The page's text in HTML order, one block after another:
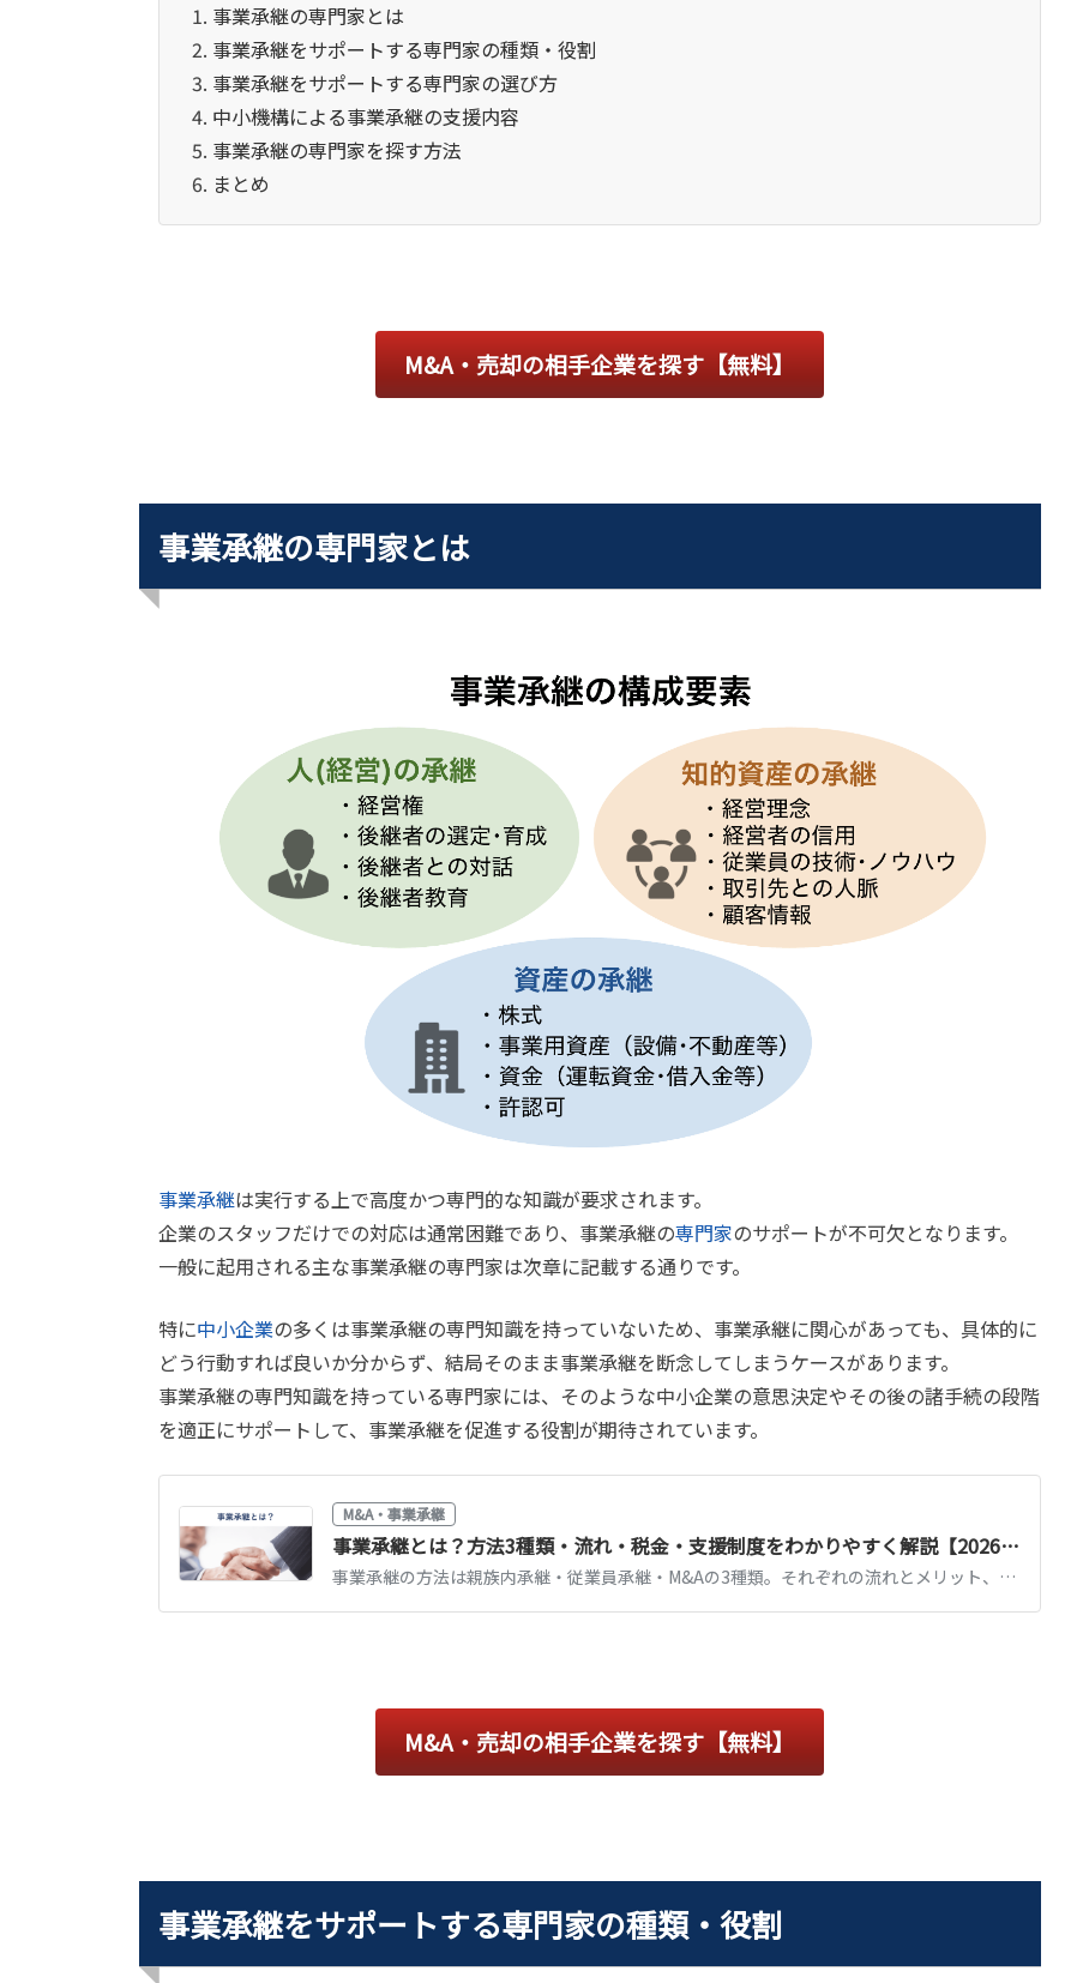
事業承継の専門家とは
事業承継をサポートする専門家の種類・役割
事業承継をサポートする専門家の選び方
中小機構による事業承継の支援内容
事業承継の専門家を探す方法
まとめ
M&A・売却の相手企業を探す【無料】
事業承継の専門家とは
事業承継は実行する上で高度かつ専門的な知識が要求されます。
企業のスタッフだけでの対応は通常困難であり、事業承継の専門家のサポートが不可欠となります。
一般に起用される主な事業承継の専門家は次章に記載する通りです。
特に中小企業の多くは事業承継の専門知識を持っていないため、事業承継に関心があっても、具体的に
どう行動すれば良いか分からず、結局そのまま事業承継を断念してしまうケースがあります。
事業承継の専門知識を持っている専門家には、そのような中小企業の意思決定やその後の諸手続の段階
を適正にサポートして、事業承継を促進する役割が期待されています。
M&A・事業承継
事業承継とは？方法3種類・流れ・税金・支援制度をわかりやすく解説【2026年版】
事業承継の方法は親族内承継・従業員承継・M&Aの3種類。それぞれの流れとメリット、事業承継税制・補助金など2026年時点の支援制度、かかる税金を図解で解説します。
M&A・売却の相手企業を探す【無料】
事業承継をサポートする専門家の種類・役割